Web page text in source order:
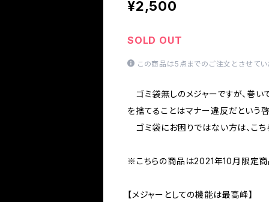
¥2,500
SOLD OUT
この商品は5点までのご注文とさせてい
ゴミ袋無しのメジャーですが、巻
を捨てることはマナー違反だという
ゴミ袋にお困りではない方は、こち
※こちらの商品は2021年10月限定商
【メジャーとしての機能は最高峰】